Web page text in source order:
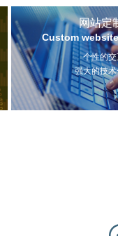
网站定
Custom
个性的
强大的技